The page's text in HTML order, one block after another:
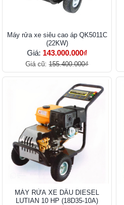
Máy rửa xe siêu cao áp QK5011C
(22KW)
Giá: 143.000.000₫
Giá cũ: 155.400.000₫
MÁY RỬA XE DẦU DIESEL
LUTIAN 10 HP (18D35-10A)